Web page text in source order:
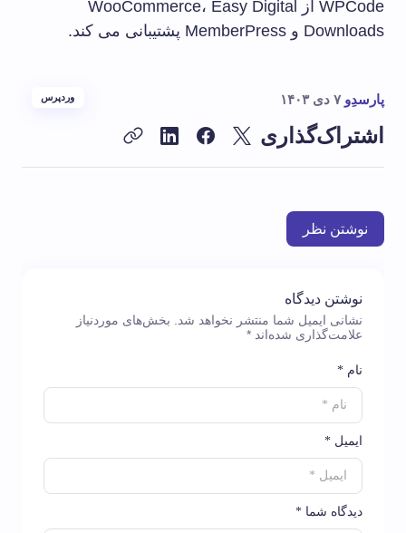
WPCode از WooCommerce، Easy Digital
Downloads و MemberPress پشتیبانی می کند.
پارسدِو ۷ دی ۱۴۰۳ وردپرس
اشتراک‌گذاری
نوشتن نظر
نوشتن دیدگاه
نشانی ایمیل شما منتشر نخواهد شد.
بخش‌های موردنیاز
علامت‌گذاری شده‌اند *
دیدگاه شما *
نام *
ایمیل *